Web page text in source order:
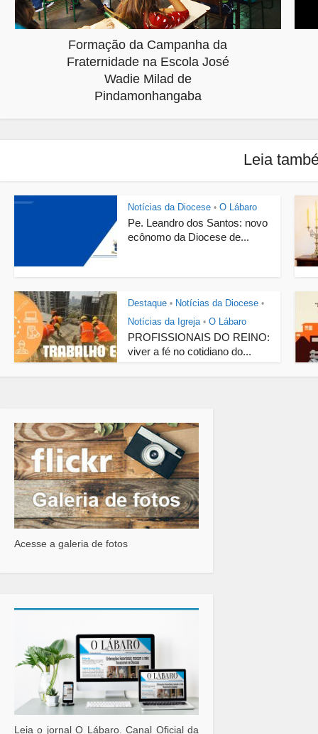
Formação da Campanha da
Fraternidade na Escola José
Wadie Milad de
Pindamonhangaba
Leia
Notícias da Diocese • O Lábaro
Pe. Leandro dos Santos: novo
ecônomo da Diocese de...
Destaque • Notícias da Diocese •
Notícias da Igreja • O Lábaro
PROFISSIONAIS DO REINO:
viver a fé no cotidiano do...
Acesse a galeria de fotos
Leia o jornal O Lábaro. Canal Oficial da